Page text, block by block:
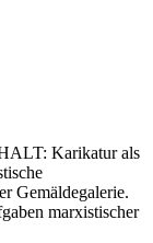
Karikatur als
Gemäldegalerie.
marxistischer